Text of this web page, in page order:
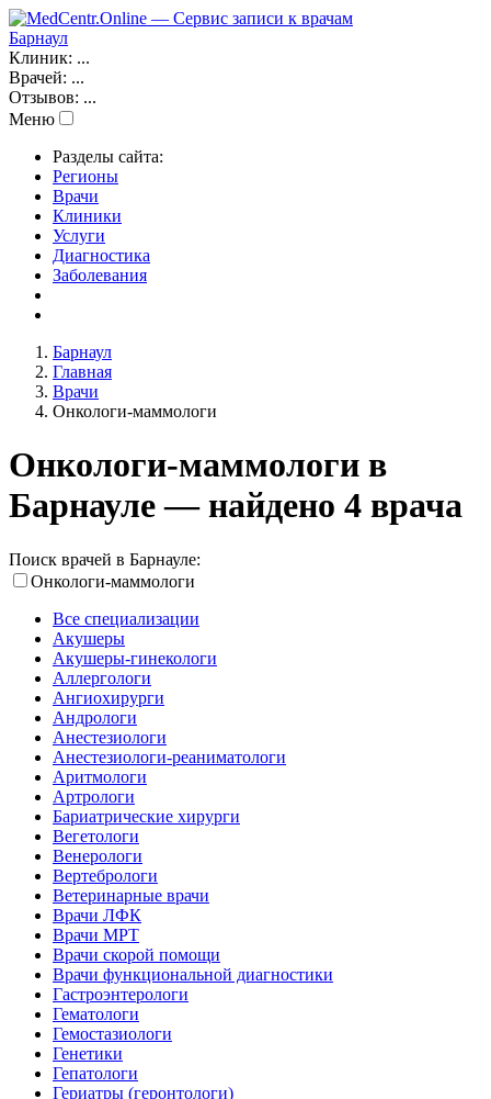
Барнаул
Клиник: ...
Врачей: ...
Отзывов: ...
Меню
Разделы сайта:
Регионы
Врачи
Клиники
Услуги
Диагностика
Заболевания
Барнаул
Главная
Врачи
Онкологи-маммологи
Онкологи-маммологи в
Барнауле — найдено 4 врача
Поиск врачей в Барнауле:
Онкологи-маммологи
Все специализации
Акушеры
Акушеры-гинекологи
Аллергологи
Ангиохирурги
Андрологи
Анестезиологи
Анестезиологи-реаниматологи
Аритмологи
Артрологи
Бариатрические хирурги
Вегетологи
Венерологи
Вертебрологи
Ветеринарные врачи
Врачи ЛФК
Врачи МРТ
Врачи скорой помощи
Врачи функциональной диагностики
Гастроэнтерологи
Гематологи
Гемостазиологи
Генетики
Гепатологи
Гериатры (геронтологи)